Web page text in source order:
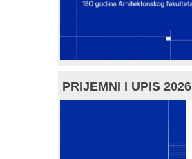
PRIJEMNI I UPIS 2026